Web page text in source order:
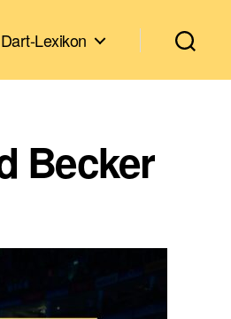
Dart-Lexikon
Becker